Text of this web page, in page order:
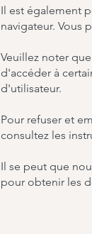
Il est également
navigateur. Vous
Veuillez noter
d'accéder à
d'utilisateur.
Pour refuser et
consultez les
Il se peut que
pour obtenir les